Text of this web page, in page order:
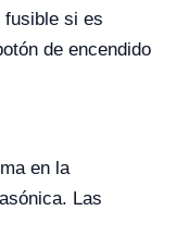
fusible si es
de encendido
en la
Las